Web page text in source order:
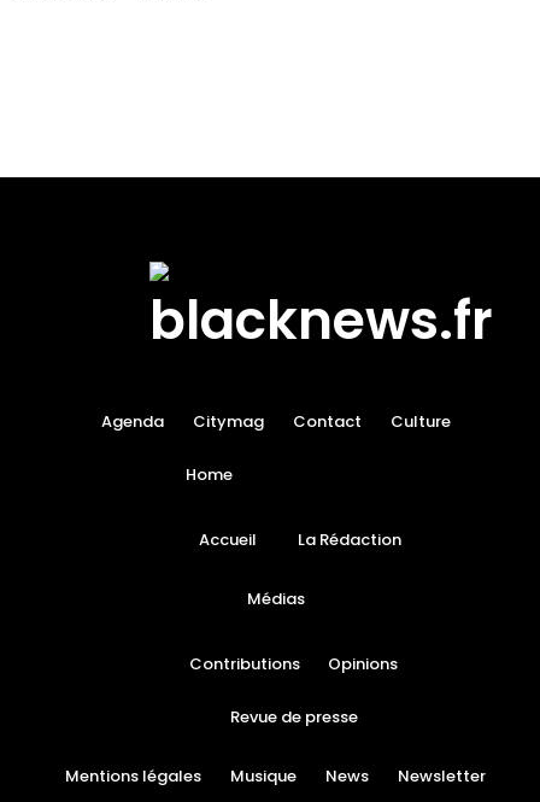
Agenda Citymag Contact Culture
Home
Accueil La Rédaction
Médias
Contributions Opinions
Revue de presse
Mentions légales Musique News Newsletter